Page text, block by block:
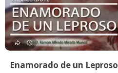
Enamorado de un Leproso